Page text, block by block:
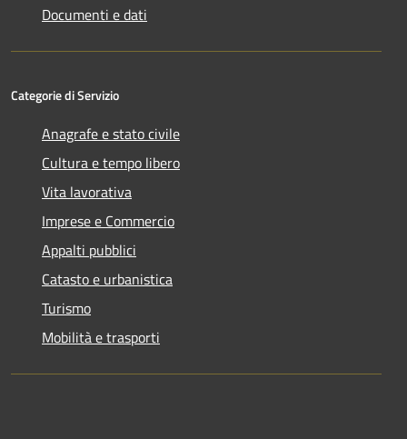
Documenti e dati
Categorie di Servizio
Anagrafe e stato civile
Cultura e tempo libero
Vita lavorativa
Imprese e Commercio
Appalti pubblici
Catasto e urbanistica
Turismo
Mobilità e trasporti